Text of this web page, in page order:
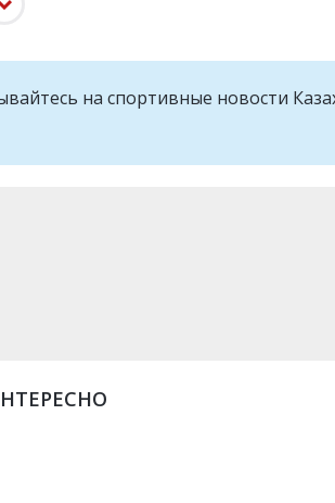
на cпортивные новости